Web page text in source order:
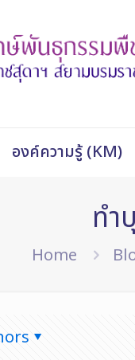
องค์ความรู้ (KM)
ท
Home